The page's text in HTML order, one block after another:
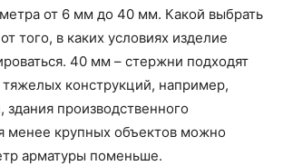
от 6 мм до 40 мм. Какой выбрать
того, в каких условиях изделие
40 мм – стержни подходят
тяжелых конструкций, например,
производственного
менее крупных объектов можно
арматуры поменьше.